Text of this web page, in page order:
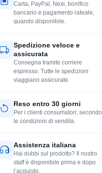
Carta, PayPal, Nexi, bonifico
bancario e pagamento rateale,
quando disponibile.
Spedizione veloce e
assicurata
Consegna tramite corriere
espresso. Tutte le spedizioni
viaggiano assicurate.
Reso entro 30 giorni
Per i clienti consumatori, secondo
le condizioni di vendita.
Assistenza italiana
Hai dubbi sul prodotto? Il nostro
staff è disponibile prima e dopo
l’acquisto.